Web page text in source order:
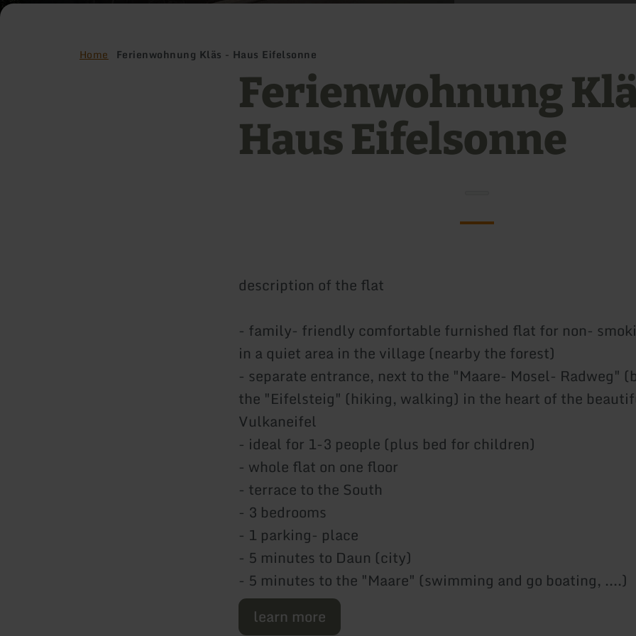
Home Ferienwohnung Kläs - Haus Eifelsonne
Ferienwohnung
Haus Eifelsonne
description of the flat
- family- friendly comfortable furnished flat for non-
in a quiet area in the village (nearby the forest)
- separate entrance, next to the "Maare- Mosel- Radweg"
the "Eifelsteig" (hiking, walking) in the heart of the
Vulkaneifel
- ideal for 1-3 people (plus bed for children)
- whole flat on one floor
- terrace to the South
- 3 bedrooms
- 1 parking- place
- 5 minutes to Daun (city)
- 5 minutes to the "Maare" (swimming and go boating, ....)
learn more